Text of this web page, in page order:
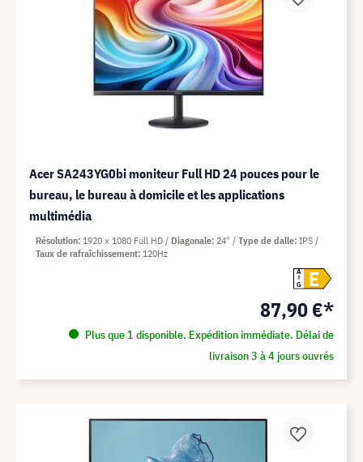
Acer SA243YG0bi moniteur Full HD 24 pouces pour le
bureau, le bureau à domicile et les applications
multimédia
A
G
E
87,90 €*
Plus que 1 disponible. Expédition immédiate. Délai de
livraison 3 à 4 jours ouvrés
Résolution 1920 x 1080 Full HD Diagonale 24" Type de dalle IPS
Taux de rafraîchissement 120Hz